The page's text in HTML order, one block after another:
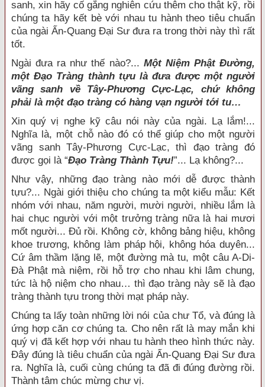
sanh, xin hãy cố gắng nghiên cứu thêm cho thật kỹ, rồi
chúng ta hãy kết bè với nhau tu hành theo tiêu chuẩn
của ngài Ấn-Quang Đại Sư đưa ra trong thời này thì rất
tốt.
Ngài đưa ra như thế nào?... Một Niệm Phật Đường,
một Đạo Tràng thành tựu là đưa được một người
vãng sanh về Tây-Phương Cực-Lạc, chứ không
phải là một đạo tràng có hàng vạn người tới tu…
Xin quý vị nghe kỹ câu nói này của ngài. Lạ lắm!...
Nghĩa là, một chỗ nào đó có thể giúp cho một người
vãng sanh Tây-Phương Cực-Lạc, thì đạo tràng đó
được gọi là “Đạo Tràng Thành Tựu!”... Lạ không?...
Như vậy, những đạo tràng nào mới dễ được thành
tựu?... Ngài giới thiệu cho chúng ta một kiểu mẫu: Kết
nhóm với nhau, năm người, mười người, nhiều lắm là
hai chục người với một trưởng tràng nữa là hai mươi
mốt người... Đủ rồi. Không cờ, không bảng hiệu, không
khoe trương, không làm pháp hội, không hóa duyên...
Cứ âm thầm lặng lẽ, một đường mà tu, một câu A-Di-
Đà Phật mà niệm, rồi hỗ trợ cho nhau khi lâm chung,
tức là hộ niệm cho nhau… thì đạo tràng này sẽ là đạo
tràng thành tựu trong thời mạt pháp này.
Chúng ta lấy toàn những lời nói của chư Tổ, và đúng là
ứng hợp căn cơ chúng ta. Cho nên rất là may mắn khi
quý vị đã kết hợp với nhau tu hành theo hình thức này.
Đây đúng là tiêu chuẩn của ngài Ấn-Quang Đại Sư đưa
ra. Nghĩa là, cuối cùng chúng ta đã đi đúng đường rồi.
Thành tâm chúc mừng chư vị.